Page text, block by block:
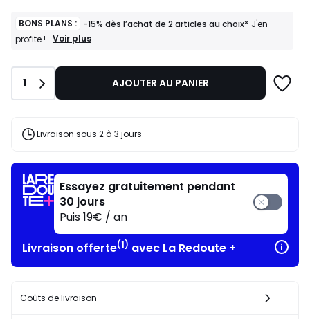
BONS PLANS : -15% dès l’achat de 2 articles au choix* J'en
profite !
BONS
-15%
l’achat
articles
profite
!
Voir plus
Quantité
1 AJOUTER AU PANIER
Livraison sous 2 à 3 jours
Essayez gratuitement pendant
30 jours
Puis 19€ / an
Livraison offerte(1) avec La Redoute +
Coûts de livraison